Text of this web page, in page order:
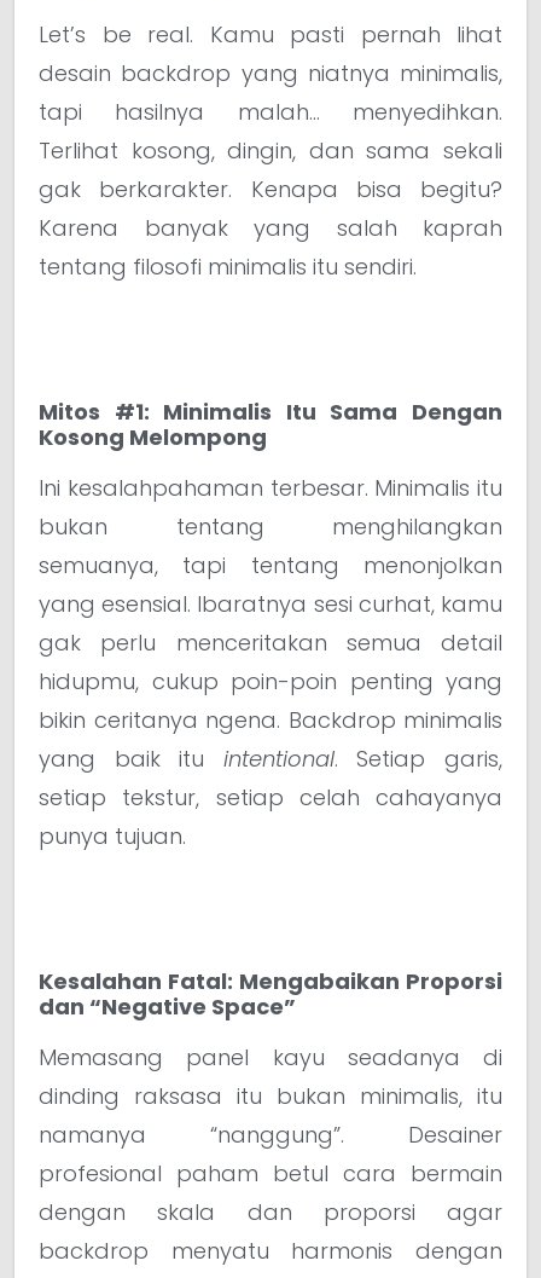
Let’s be real. Kamu pasti pernah lihat
desain backdrop yang niatnya minimalis,
tapi hasilnya malah… menyedihkan.
Terlihat kosong, dingin, dan sama sekali
gak berkarakter. Kenapa bisa begitu?
Karena banyak yang salah kaprah
tentang filosofi minimalis itu sendiri.
Mitos #1: Minimalis Itu Sama Dengan
Kosong Melompong
Ini kesalahpahaman terbesar. Minimalis itu
bukan tentang menghilangkan
semuanya, tapi tentang menonjolkan
yang esensial. Ibaratnya sesi curhat, kamu
gak perlu menceritakan semua detail
hidupmu, cukup poin-poin penting yang
bikin ceritanya ngena. Backdrop minimalis
yang baik itu intentional. Setiap garis,
setiap tekstur, setiap celah cahayanya
punya tujuan.
Kesalahan Fatal: Mengabaikan Proporsi
dan “Negative Space”
Memasang panel kayu seadanya di
dinding raksasa itu bukan minimalis, itu
namanya “nanggung”. Desainer
profesional paham betul cara bermain
dengan skala dan proporsi agar
backdrop menyatu harmonis dengan